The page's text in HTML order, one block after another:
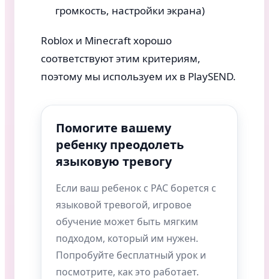
громкость, настройки экрана)
Roblox и Minecraft хорошо
соответствуют этим критериям,
поэтому мы используем их в PlaySEND.
Помогите вашему
ребенку преодолеть
языковую тревогу
Если ваш ребенок с РАС борется с
языковой тревогой, игровое
обучение может быть мягким
подходом, который им нужен.
Попробуйте бесплатный урок и
посмотрите, как это работает.